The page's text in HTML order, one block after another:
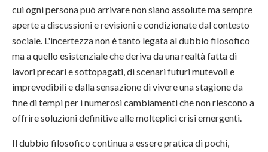
cui ogni persona può arrivare non siano assolute ma sempre
aperte a discussioni e revisioni e condizionate dal contesto
sociale. L'incertezza non è tanto legata al dubbio filosofico
ma a quello esistenziale che deriva da una realtà fatta di
lavori precari e sottopagati, di scenari futuri mutevoli e
imprevedibili e dalla sensazione di vivere una stagione da
fine di tempi per i numerosi cambiamenti che non riescono a
offrire soluzioni definitive alle molteplici crisi emergenti.
Il dubbio filosofico continua a essere pratica di pochi,